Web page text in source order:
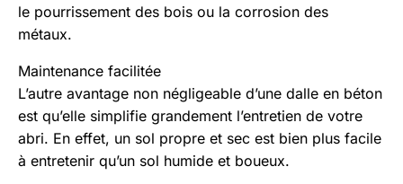
le pourrissement des bois ou la corrosion des
métaux.
Maintenance facilitée
L’autre avantage non négligeable d’une dalle en béton
est qu’elle simplifie grandement l’entretien de votre
abri. En effet, un sol propre et sec est bien plus facile
à entretenir qu’un sol humide et boueux.